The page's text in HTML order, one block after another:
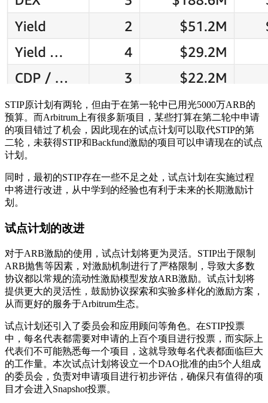
STIP原计划有两轮，但由于在第一轮中已用光5000万ARB的
预算。而Arbitrum上有很多新项目，某些打算在第二轮中申请
的项目错过了机会，因此现在的试点计划可以取代STIP的第
二轮，未获得STIP和Backfund激励的项目可以申请现在的试点
计划。
同时，最初的STIP存在一些不足之处，试点计划在实施过程
中将进行改进，从中学到的经验也有利于未来的长期激励计
划。
试点计划的改进
对于ARB激励的使用，试点计划将更为灵活。STIP出于限制
ARB抛售等因素，对激励机制进行了严格限制，导致大多数
协议都以常规的流动性激励模型发放ARB激励。试点计划将
提供更大的灵活性，鼓励协议探索和实验多样化的激励方案，
从而更好的服务于Arbitrum生态。
试点计划还引入了委员会和应用顾问等角色。在STIP投票
中，每名代表都需要对申请的上百个项目进行投票，而实际上
代表们不可能熟悉每一个项目，这就导致每名代表都面临巨大
的工作量。本次试点计划将设立一个DAO批准的由5个人组成
的委员会，负责对申请项目进行初步评估，确保只有值得的项
目才会进入Snapshot投票。